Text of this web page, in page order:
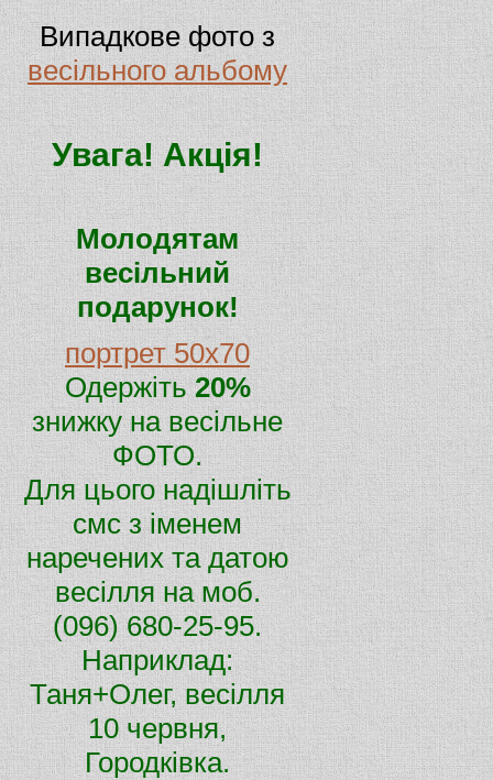
Випадкове фото з
весільного альбому
Увага! Акція!
Молодятам
весільний
подарунок!
портрет 50х70
Одержіть20%
знижку на весільне
ФОТО.
Для цього надішліть
смс з іменем
наречених та датою
весілля на моб.
(096) 680-25-95.
Наприклад:
Таня+Олег, весілля
10 червня,
Городківка.